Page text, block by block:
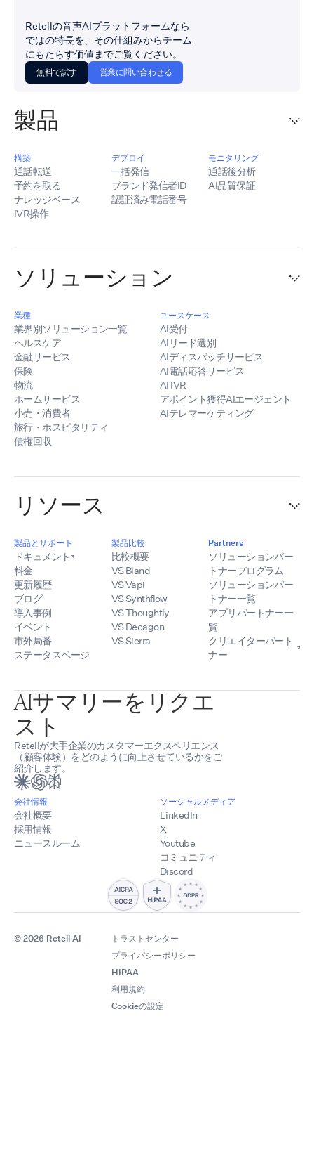
Retellの音声AIプラットフォームなら
ではの特長を、その仕組みからチーム
にもたらす価値までご覧ください。
無料で試す 営業に問い合わせる
製品
構築
通話転送
予約を取る
ナレッジベース
IVR操作
デプロイ
一括発信
ブランド発信者ID
認証済み電話番号
モニタリング
通話後分析
AI品質保証
ソリューション
業種
業界別ソリューション一覧
ヘルスケア
金融サービス
保険
物流
ホームサービス
小売・消費者
旅行・ホスピタリティ
債権回収
ユースケース
AI受付
AIリード選別
AIディスパッチサービス
AI電話応答サービス
AI IVR
アポイント獲得AIエージェント
AIテレマーケティング
リソース
製品とサポート
ドキュメント
料金
更新履歴
ブログ
導入事例
イベント
市外局番
ステータスページ
製品比較
比較概要
VS Bland
VS Vapi
VS Synthflow
VS Thoughtly
VS Decagon
VS Sierra
Partners
ソリューションパー
トナープログラム
ソリューションパー
トナー一覧
アプリパートナー一
覧
クリエイターパート
ナー
AIサマリーをリクエ
スト
Retellが大手企業のカスタマーエクスペリエンス
（顧客体験）をどのように向上させているかをご
紹介します。
会社情報
会社概要
採用情報
ニュースルーム
ソーシャルメディア
LinkedIn
X
Youtube
コミュニティ
Discord
© 2026 Retell AI
トラストセンター
プライバシーポリシー
HIPAA
利用規約
Cookieの設定